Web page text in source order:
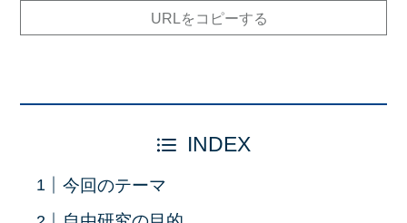
URLをコピーする
INDEX
今回のテーマ